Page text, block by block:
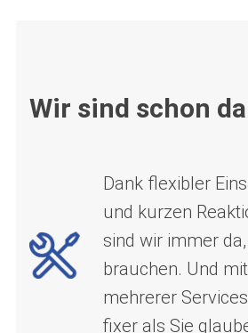
Wir sind schon da
Dank flexibler
und kurzen
sind wir immer
brauchen. Und
mehrerer
fixer als Sie